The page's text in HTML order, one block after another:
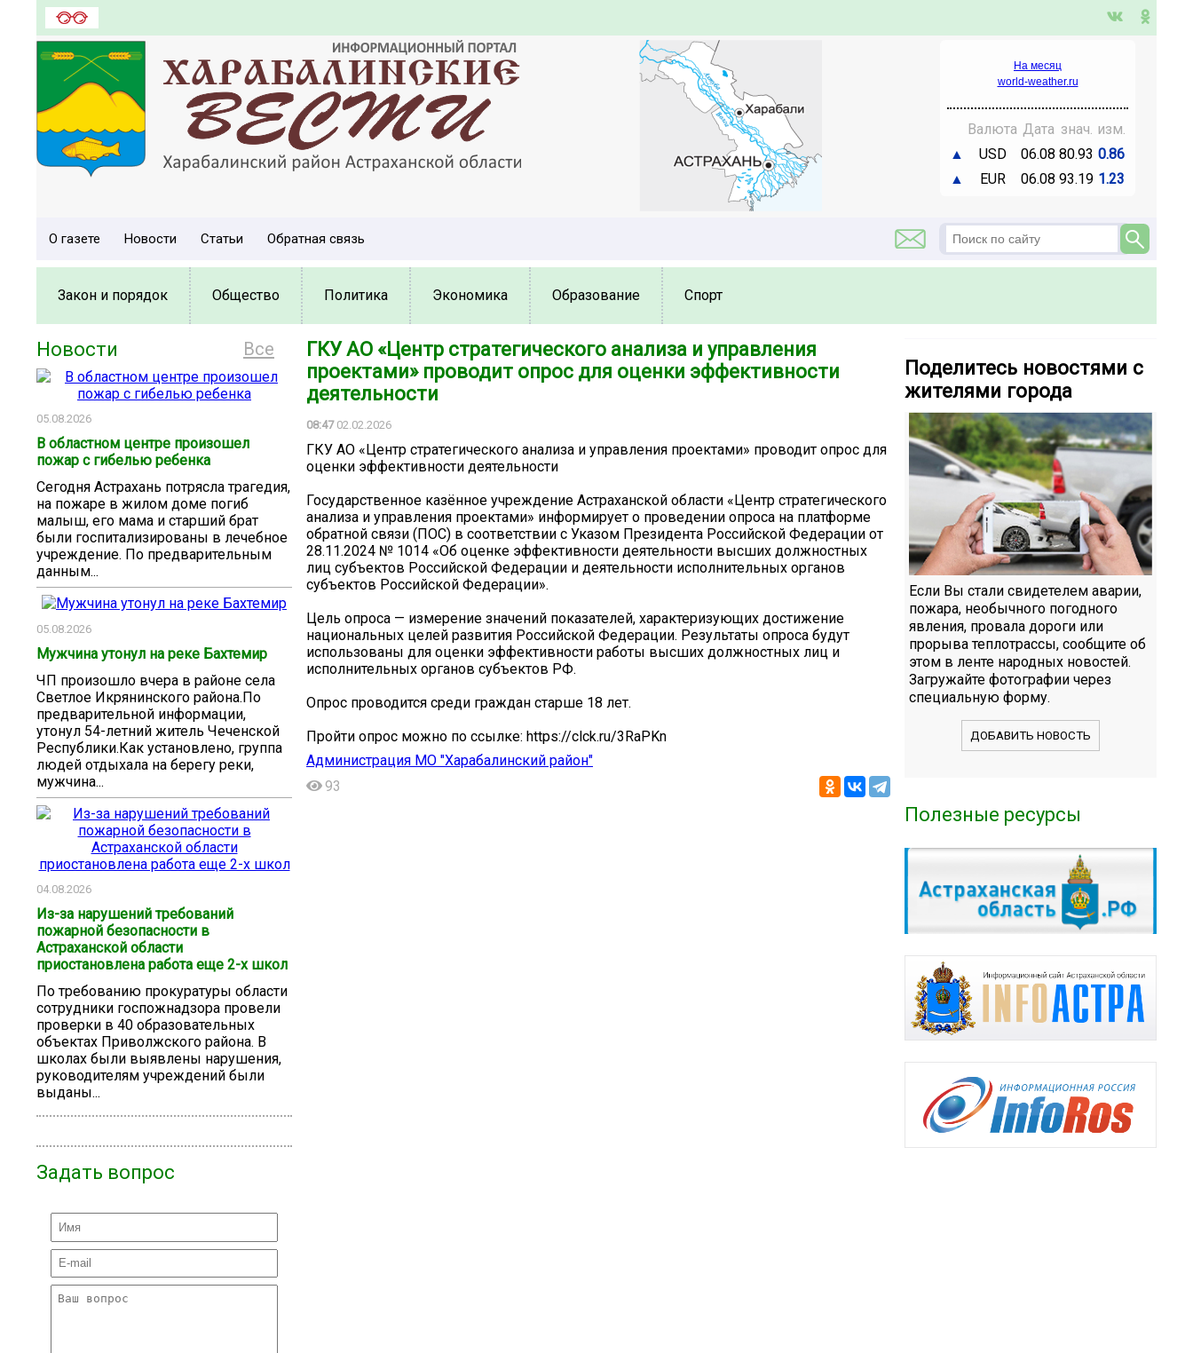
На месяц
world-weather.ru
Валюта Дата знач. изм.
▲
USD 06.08 80.93 0.86
▲
EUR 06.08 93.19 1.23
О газете Новости Статьи Обратная связь
Закон и порядок Общество Политика Экономика Образование Спорт
Все
Новости
05.08.2026
В областном центре произошел
пожар с гибелью ребенка
Сегодня Астрахань потрясла трагедия,
на пожаре в жилом доме погиб
малыш, его мама и старший брат
были госпитализированы в лечебное
учреждение. По предварительным
данным...
05.08.2026
Мужчина утонул на реке Бахтемир
ЧП произошло вчера в районе села
Светлое Икрянинского района.По
предварительной информации,
утонул 54-летний житель Чеченской
Республики.Как установлено, группа
людей отдыхала на берегу реки,
мужчина...
04.08.2026
Из-за нарушений требований
пожарной безопасности в
Астраханской области
приостановлена работа еще 2-х школ
По требованию прокуратуры области
сотрудники госпожнадзора провели
проверки в 40 образовательных
объектах Приволжского района. В
школах были выявлены нарушения,
руководителям учреждений были
выданы...
Задать вопрос
ГКУ АО «Центр стратегического анализа и управления
проектами» проводит опрос для оценки эффективности
деятельности
08:4702.02.2026
ГКУ АО «Центр стратегического анализа и управления проектами» проводит опрос для
оценки эффективности деятельности
Государственное казённое учреждение Астраханской области «Центр стратегического
анализа и управления проектами» информирует о проведении опроса на платформе
обратной связи (ПОС) в соответствии с Указом Президента Российской Федерации от
28.11.2024 № 1014 «Об оценке эффективности деятельности высших должностных
лиц субъектов Российской Федерации и деятельности исполнительных органов
субъектов Российской Федерации».
Цель опроса — измерение значений показателей, характеризующих достижение
национальных целей развития Российской Федерации. Результаты опроса будут
использованы для оценки эффективности работы высших должностных лиц и
исполнительных органов субъектов РФ.
Опрос проводится среди граждан старше 18 лет.
Пройти опрос можно по ссылке: https://clck.ru/3RaPKn
Администрация МО "Харабалинский район"
93
Поделитесь новостями с
жителями города
Если Вы стали свидетелем аварии,
пожара, необычного погодного
явления, провала дороги или
прорыва теплотрассы, сообщите об
этом в ленте народных новостей.
Загружайте фотографии через
специальную форму.
ДОБАВИТЬ НОВОСТЬ
Полезные ресурсы